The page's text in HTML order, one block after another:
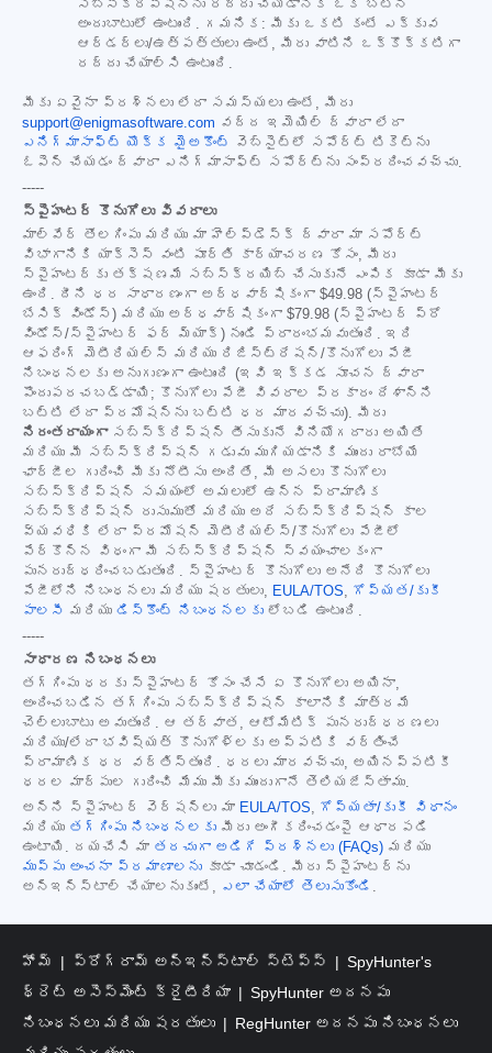
సబ్‌స్క్రిప్షన్‌ను రద్దు చేయడానికి ఒక బటన్
అందుబాటులో ఉంటుంది. గమనిక: మీకు ఒకటి కంటే ఎక్కువ
ఆర్డర్‌లు/ఉత్పత్తులు ఉంటే, మీరు వాటిని ఒక్కొక్కటిగా
రద్దు చేయాల్సి ఉంటుంది.
మీకు ఏవైనా ప్రశ్నలు లేదా సమస్యలు ఉంటే, మీరు
support@enigmasoftware.com వద్ద ఇమెయిల్ ద్వారా లేదా
ఎనిగ్మాసాఫ్ట్ యొక్క మైఅకౌంట్
వెబ్‌సైట్‌లో సపోర్ట్ టికెట్‌ను
ఓపెన్ చేయడం ద్వారా ఎనిగ్మాసాఫ్ట్ సపోర్ట్‌ను సంప్రదించవచ్చు.
-----
స్పైహంటర్ కొనుగోలు వివరాలు
మాల్‌వేర్ తొలగింపు మరియు మా హెల్ప్‌డెస్క్ ద్వారా మా సపోర్ట్
విభాగానికి యాక్సెస్ వంటి పూర్తి కార్యాచరణ కోసం, మీరు
స్పైహంటర్‌కు తక్షణమే సబ్‌స్క్రయిబ్ చేసుకునే ఎంపిక కూడా మీకు
ఉంది. దీని ధర సాధారణంగా అర్ధవార్షికంగా $49.98 (స్పైహంటర్
బేసిక్ విండోస్) మరియు అర్ధవార్షికంగా $79.98 (స్పైహంటర్ ప్రో
విండోస్/స్పైహంటర్ ఫర్ మ్యాక్) నుండి ప్రారంభమవుతుంది. ఇది
ఆఫరింగ్ మెటీరియల్స్ మరియు రిజిస్ట్రేషన్/కొనుగోలు పేజీ
నిబంధనలకు అనుగుణంగా ఉంటుంది (ఇవి ఇక్కడ సూచన ద్వారా
పొందుపరచబడ్డాయి; కొనుగోలు పేజీ వివరాల ప్రకారం దేశాన్ని
బట్టి లేదా ప్రమోషన్‌ను బట్టి ధర మారవచ్చు). మీరు
నిరంతరాయంగాసబ్‌స్క్రిప్షన్ తీసుకునే వినియోగదారు అయితే
మరియు మీ సబ్‌స్క్రిప్షన్ గడువు ముగియడానికి ముందు రాబోయే
ఛార్జీల గురించి మీకు నోటీసు అందితే, మీ అసలు కొనుగోలు
సబ్‌స్క్రిప్షన్ సమయంలో అమలులో ఉన్న ప్రామాణిక
సబ్‌స్క్రిప్షన్ రుసుముతో మరియు అదే సబ్‌స్క్రిప్షన్ కాల
వ్యవధికి లేదా ప్రమోషన్ మెటీరియల్స్/కొనుగోలు పేజీలో
పేర్కొన్న విధంగా మీ సబ్‌స్క్రిప్షన్ స్వయంచాలకంగా
పునరుద్ధరించబడుతుంది. స్పైహంటర్ కొనుగోలు అనేది కొనుగోలు
పేజీలోని నిబంధనలు మరియు షరతులు, EULA/TOS, గోప్యత/కుకీ
పాలసీ మరియు డిస్కౌంట్ నిబంధనలకు లోబడి ఉంటుంది.
-----
సాధారణ నిబంధనలు
తగ్గింపు ధరకు స్పైహంటర్ కోసం చేసే ఏ కొనుగోలు అయినా,
అందించబడిన తగ్గింపు సబ్‌స్క్రిప్షన్ కాలానికి మాత్రమే
చెల్లుబాటు అవుతుంది. ఆ తర్వాత, ఆటోమేటిక్ పునరుద్ధరణలు
మరియు/లేదా భవిష్యత్ కొనుగోళ్లకు అప్పటికి వర్తించే
ప్రామాణిక ధర వర్తిస్తుంది. ధరలు మారవచ్చు, అయినప్పటికీ
ధరల మార్పుల గురించి మేము మీకు ముందుగానే తెలియజేస్తాము.
అన్ని స్పైహంటర్ వెర్షన్‌లు మా EULA/TOS, గోప్యతా/కుకీ విధానం
మరియు తగ్గింపు నిబంధనలకు మీరు అంగీకరించడంపై ఆధారపడి
ఉంటాయి. దయచేసి మా తరచుగా అడిగే ప్రశ్నలు (FAQs) మరియు
ముప్పు అంచనా ప్రమాణాలను కూడా చూడండి. మీరు స్పైహంటర్‌ను
అన్‌ఇన్‌స్టాల్ చేయాలనుకుంటే, ఎలా చేయాలో తెలుసుకోండి .
హోమ్ ప్రోగ్రామ్ అన్‌ఇన్‌స్టాల్ స్టెప్స్
SpyHunter's
థ్రెట్ అసెస్‌మెంట్ క్రైటీరియా
SpyHunter అదనపు
నిబంధనలు మరియు షరతులు
RegHunter అదనపు నిబంధనలు